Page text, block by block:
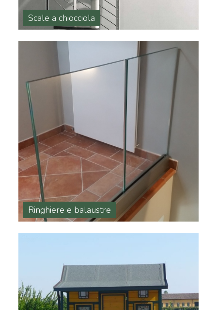
Scale a chiocciola
Ringhiere e balaustre